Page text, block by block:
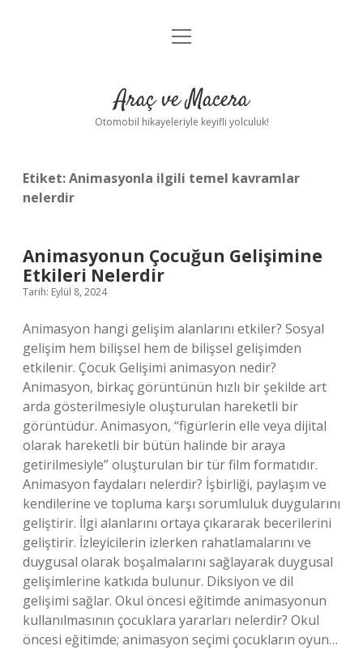
Anasayfa
Yasal Uyarı
menüyü
Araç ve Macera
Otomobil hikayeleriyle keyifli yolculuk!
Etiket:Animasyonla ilgili temel kavramlar
nelerdir
Animasyonun Çocuğun Gelişimine
Etkileri Nelerdir
Tarih: Eylül 8, 2024
Animasyon hangi gelişim alanlarını etkiler? Sosyal
gelişim hem bilişsel hem de bilişsel gelişimden
etkilenir. Çocuk Gelişimi animasyon nedir?
Animasyon, birkaç görüntünün hızlı bir şekilde art
arda gösterilmesiyle oluşturulan hareketli bir
görüntüdür. Animasyon, “figürlerin elle veya dijital
olarak hareketli bir bütün halinde bir araya
getirilmesiyle” oluşturulan bir tür film formatıdır.
Animasyon faydaları nelerdir? İşbirliği, paylaşım ve
kendilerine ve topluma karşı sorumluluk duygularını
geliştirir. İlgi alanlarını ortaya çıkararak becerilerini
geliştirir. İzleyicilerin izlerken rahatlamalarını ve
duygusal olarak boşalmalarını sağlayarak duygusal
gelişimlerine katkıda bulunur. Diksiyon ve dil
gelişimi sağlar. Okul öncesi eğitimde animasyonun
kullanılmasının çocuklara yararları nelerdir? Okul
öncesi eğitimde; animasyon seçimi çocukların oyun…